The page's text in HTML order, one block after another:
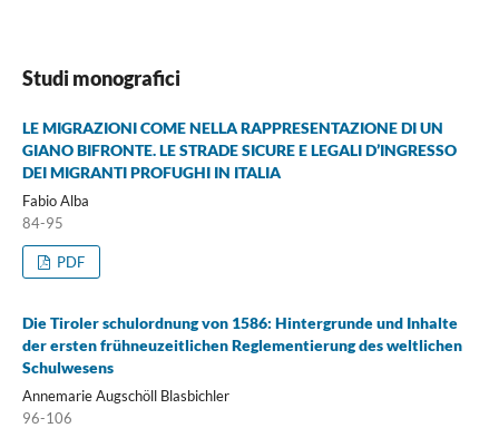
Studi monografici
LE MIGRAZIONI COME NELLA RAPPRESENTAZIONE DI UN
GIANO BIFRONTE. LE STRADE SICURE E LEGALI D’INGRESSO
DEI MIGRANTI PROFUGHI IN ITALIA
Fabio Alba
84-95
PDF
Die Tiroler schulordnung von 1586: Hintergrunde und Inhalte
der ersten frühneuzeitlichen Reglementierung des weltlichen
Schulwesens
Annemarie Augschöll Blasbichler
96-106